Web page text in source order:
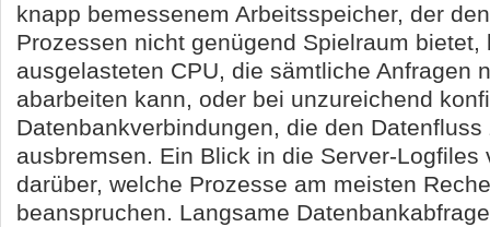
knapp bemessenem Arbeitsspeicher, der
Prozessen nicht genügend Spielraum bietet,
ausgelasteten CPU, die sämtliche Anfragen
abarbeiten kann, oder bei unzureichend
Datenbankverbindungen, die den
ausbremsen. Ein Blick in die Server-Logfiles
darüber, welche Prozesse am meisten
beanspruchen. Langsame